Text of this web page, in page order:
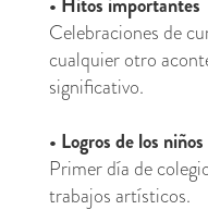
Celebraciones de
cualquier otro
significativo.
• Logros de los niños
Primer día de
trabajos artísticos.